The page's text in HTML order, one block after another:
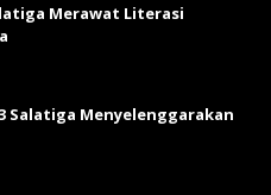
Merawat Literasi
3 Salatiga Menyelenggarakan